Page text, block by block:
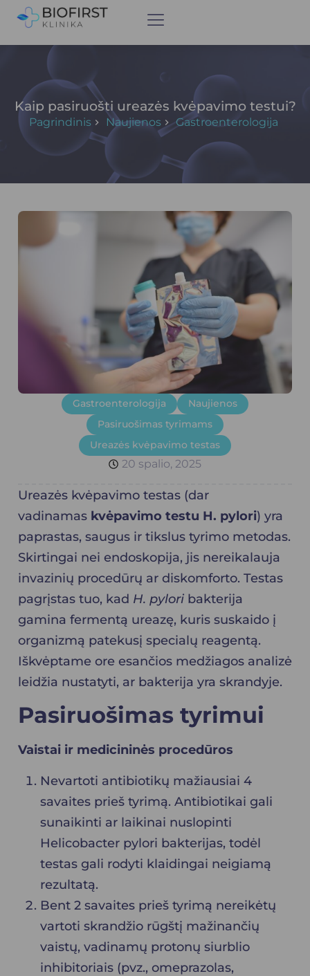
Kaip pasiruošti ureazės kvėpavimo testui?
Pagrindinis Naujienos Gastroenterologija
Gastroenterologija
Naujienos
Pasiruošimas tyrimams
Ureazės kvėpavimo testas
20 spalio, 2025
Ureazės kvėpavimo testas (dar
vadinamas kvėpavimo testu H. pylori) yra
paprastas, saugus ir tikslus tyrimo metodas.
Skirtingai nei endoskopija, jis nereikalauja
invazinių procedūrų ar diskomforto. Testas
pagrįstas tuo, kad H. pylori bakterija
gamina fermentą ureazę, kuris suskaido į
organizmą patekusį specialų reagentą.
Iškvėptame ore esančios medžiagos analizė
leidžia nustatyti, ar bakterija yra skrandyje.
Pasiruošimas tyrimui
Vaistai ir medicininės procedūros
Nevartoti antibiotikų mažiausiai 4
savaites prieš tyrimą. Antibiotikai gali
sunaikinti ar laikinai nuslopinti
Helicobacter pylori bakterijas, todėl
testas gali rodyti klaidingai neigiamą
rezultatą.
Bent 2 savaites prieš tyrimą nereikėtų
vartoti skrandžio rūgštį mažinančių
vaistų, vadinamų protonų siurblio
inhibitoriais (pvz., omeprazolas,